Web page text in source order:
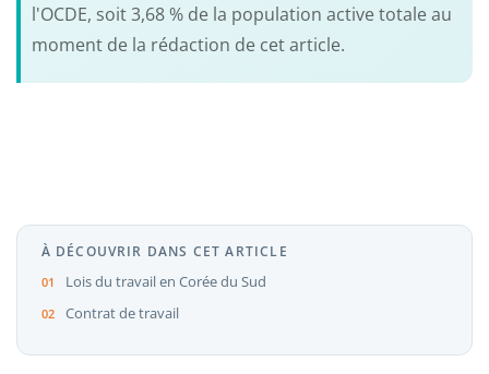
l'OCDE, soit 3,68 % de la population active totale au
moment de la rédaction de cet article.
À DÉCOUVRIR DANS CET ARTICLE
Lois du travail en Corée du Sud
Contrat de travail